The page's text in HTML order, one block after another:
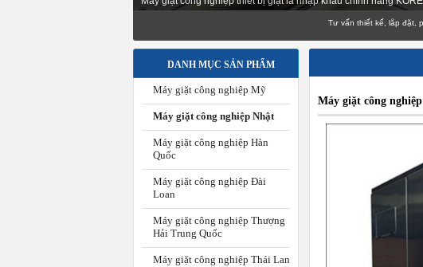
Tư vấn thiết kế,
DANH MỤC SẢN PHẨM
Máy giặt công nghiệp Mỹ
Máy giặt công nghiệp Nhật
Máy giặt công nghiệp Hàn
Quốc
Máy giặt công nghiệp Đài
Loan
Máy giặt công nghiệp Thượng
Hải Trung Quốc
Máy giặt công nghiệp Thái Lan
Máy giặt công